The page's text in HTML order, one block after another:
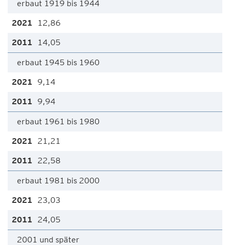
erbaut 1919 bis 1944
12,86
14,05
erbaut 1945 bis 1960
9,14
9,94
erbaut 1961 bis 1980
21,21
22,58
erbaut 1981 bis 2000
23,03
24,05
2001 und später